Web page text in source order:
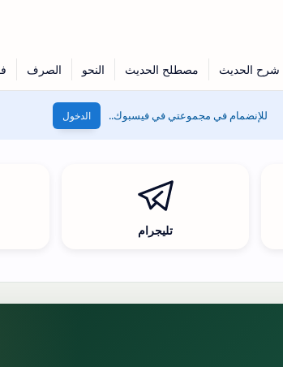
للإنضمام في مجموعتي في فيسبوك.. الدخول
تليجرام